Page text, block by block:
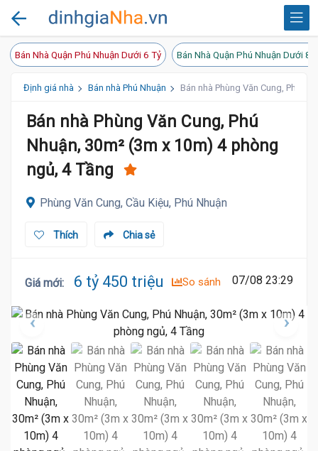
Bán Nhà Quận Phú Nhuận Dưới 6 Tỷ Bán Nhà Quận Phú Nhuận Dưới 8
Định giá nhà Bán nhà Phú Nhuận Bán nhà Phùng Văn Cung, Phú
Bán nhà Phùng Văn Cung, Phú
Nhuận, 30m² (3m x 10m) 4 phòng
ngủ, 4 Tầng
Phùng Văn Cung, Cầu Kiệu, Phú Nhuận
Chia sẻ
Thích
Giá mới: 6 tỷ 450 triệu So sánh 07/08 23:29